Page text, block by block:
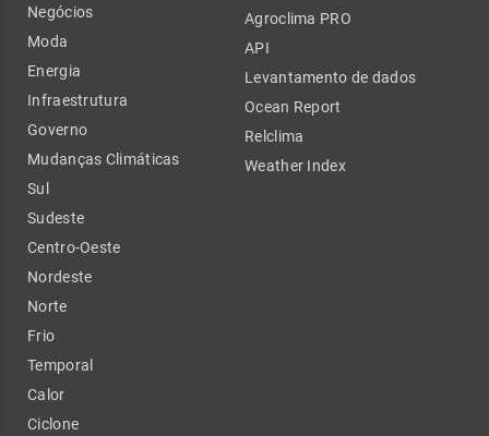
Negócios
Moda
Energia
Infraestrutura
Governo
Mudanças Climáticas
Sul
Sudeste
Centro-Oeste
Nordeste
Norte
Frio
Temporal
Calor
Ciclone
Agroclima PRO
API
Levantamento de dados
Ocean Report
Relclima
Weather Index